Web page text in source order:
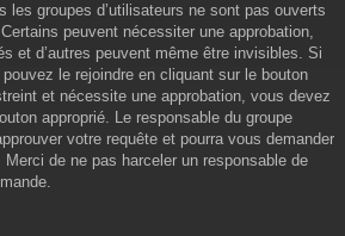
les groupes d’utilisateurs ne sont pas ouverts
peuvent nécessiter une approbation,
et d’autres peuvent même être invisibles. Si
le rejoindre en cliquant sur le bouton
et nécessite une approbation, vous devez
approprié. Le responsable du groupe
votre requête et pourra vous demander
Merci de ne pas harceler un responsable de